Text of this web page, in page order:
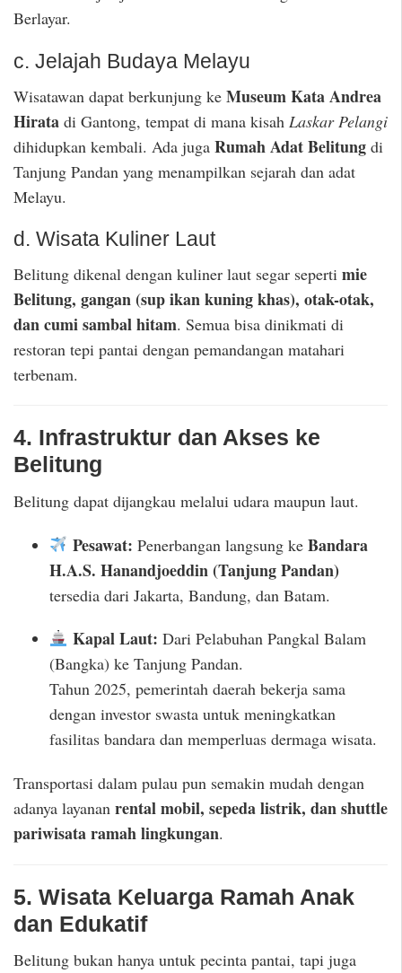
Berlayar.
c. Jelajah Budaya Melayu
Wisatawan dapat berkunjung ke Museum Kata Andrea
Hirata di Gantong, tempat di mana kisah Laskar Pelangi
dihidupkan kembali. Ada juga Rumah Adat Belitung di
Tanjung Pandan yang menampilkan sejarah dan adat
Melayu.
d. Wisata Kuliner Laut
Belitung dikenal dengan kuliner laut segar seperti mie
Belitung, gangan (sup ikan kuning khas), otak-otak,
dan cumi sambal hitam. Semua bisa dinikmati di
restoran tepi pantai dengan pemandangan matahari
terbenam.
4. Infrastruktur dan Akses ke
Belitung
Belitung dapat dijangkau melalui udara maupun laut.
Pesawat: Penerbangan langsung ke Bandara
H.A.S. Hanandjoeddin (Tanjung Pandan)
tersedia dari Jakarta, Bandung, dan Batam.
Kapal Laut: Dari Pelabuhan Pangkal Balam
(Bangka) ke Tanjung Pandan.
Tahun 2025, pemerintah daerah bekerja sama
dengan investor swasta untuk meningkatkan
fasilitas bandara dan memperluas dermaga wisata.
Transportasi dalam pulau pun semakin mudah dengan
adanya layanan rental mobil, sepeda listrik, dan shuttle
pariwisata ramah lingkungan.
5. Wisata Keluarga Ramah Anak
dan Edukatif
Belitung bukan hanya untuk pecinta pantai, tapi juga